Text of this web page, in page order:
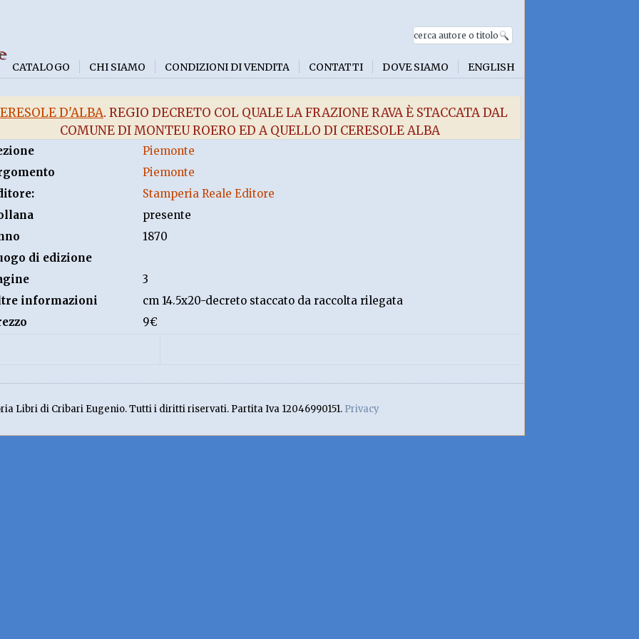
CATALOGO CHI SIAMO CONDIZIONI DI VENDITA CONTATTI DOVE SIAMO ENGLISH
D'ALBA. REGIO DECRETO COL QUALE LA FRAZIONE RAVA È STACCATA DAL
COMUNE DI MONTEU ROERO ED A QUELLO DI CERESOLE ALBA
Piemonte
Piemonte
Stamperia Reale Editore
presente
1870
di edizione
3
informazioni
cm 14.5x20-decreto staccato da raccolta rilegata
9€
Libri di Cribari Eugenio. Tutti i diritti riservati. Partita Iva 12046990151. Privacy